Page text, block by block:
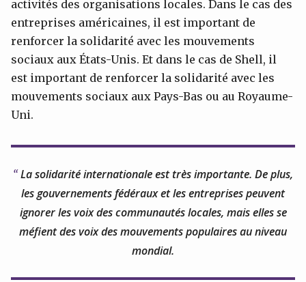
activités des organisations locales. Dans le cas des
entreprises américaines, il est important de
renforcer la solidarité avec les mouvements
sociaux aux États-Unis. Et dans le cas de Shell, il
est important de renforcer la solidarité avec les
mouvements sociaux aux Pays-Bas ou au Royaume-
Uni.
La solidarité internationale est très importante. De plus,
les gouvernements fédéraux et les entreprises peuvent
ignorer les voix des communautés locales, mais elles se
méfient des voix des mouvements populaires au niveau
mondial.